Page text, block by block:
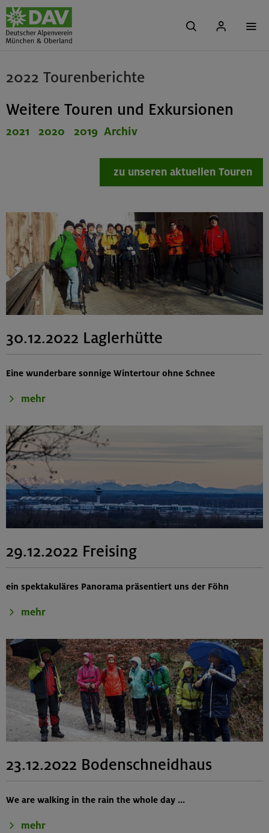
2022 Tourenberichte
Weitere Touren und Exkursionen
2021 2020 2019 Archiv
zu unseren aktuellen Touren
30.12.2022 Laglerhütte
Eine wunderbare sonnige Wintertour ohne Schnee
mehr
29.12.2022 Freising
ein spektakuläres Panorama präsentiert uns der Föhn
mehr
23.12.2022 Bodenschneidhaus
We are walking in the rain the whole day ...
mehr